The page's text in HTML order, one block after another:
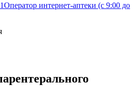
Оператор интернет-аптеки (с 9:00 до